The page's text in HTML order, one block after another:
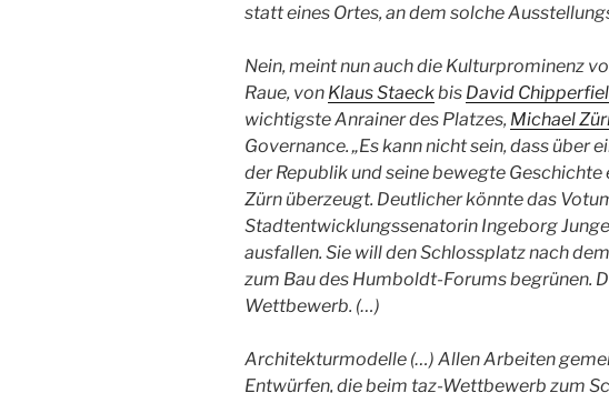
statt eines Ortes, an dem solche
Nein, meint nun auch die Kulturprominenz
Raue, von Klaus Staeckbis David
wichtigste Anrainer des Platzes, Michael
Governance. „Es kann nicht sein, dass über
der Republik und seine bewegte Geschichte
Zürn überzeugt. Deutlicher könnte das
Stadtentwicklungssenatorin Ingeborg
ausfallen. Sie will den Schlossplatz nach
zum Bau des Humboldt-Forums begrünen.
Wettbewerb. (…)
Architekturmodelle (…) Allen Arbeiten
Entwürfen, die beim taz-Wettbewerb zum